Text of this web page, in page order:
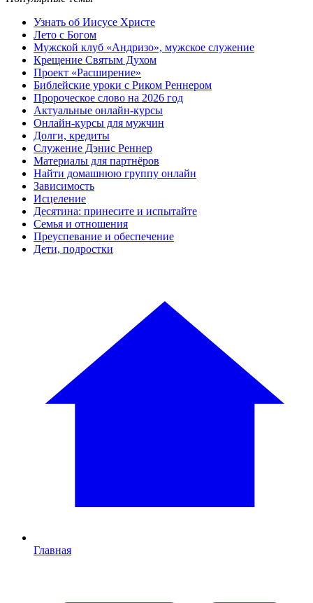
Узнать об Иисусе Христе
Лето с Богом
Мужской клуб «Андризо», мужское служение
Крещение Святым Духом
Проект «Расширение»
Библейские уроки с Риком Реннером
Пророческое слово на 2026 год
Актуальные онлайн-курсы
Онлайн-курсы для мужчин
Долги, кредиты
Служение Дэнис Реннер
Материалы для партнёров
Найти домашнюю группу онлайн
Зависимость
Исцеление
Десятина: принесите и испытайте
Семья и отношения
Преуспевание и обеспечение
Дети, подростки
Главная